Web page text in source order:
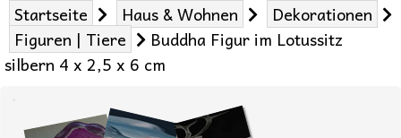
Startseite Haus & Wohnen
Dekorationen
Figuren | Tiere
Buddha Figur im Lotussitz
silbern 4 x 2,5 x 6 cm